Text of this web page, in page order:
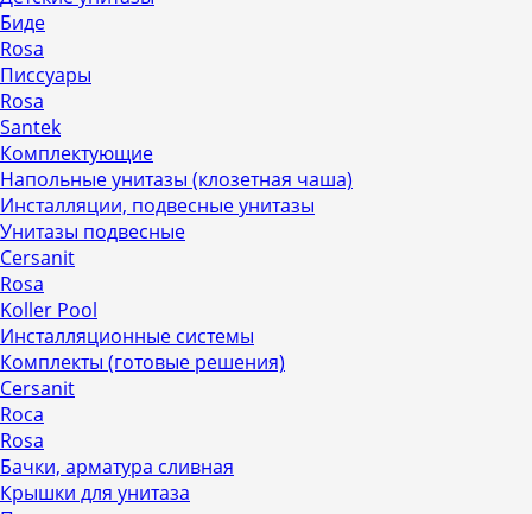
Биде
Rosa
Писсуары
Rosa
Santek
Комплектующие
Напольные унитазы (клозетная чаша)
Инсталляции, подвесные унитазы
Унитазы подвесные
Cersanit
Rosa
Koller Pool
Инсталляционные системы
Комплекты (готовые решения)
Cersanit
Roca
Rosa
Бачки, арматура сливная
Крышки для унитаза